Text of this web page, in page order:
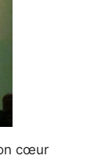
cœur